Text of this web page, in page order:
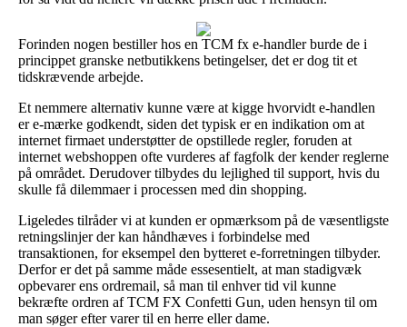
Forinden nogen bestiller hos en TCM fx e-handler burde de i
princippet granske netbutikkens betingelser, det er dog tit et
tidskrævende arbejde.
Et nemmere alternativ kunne være at kigge hvorvidt e-handlen
er e-mærke godkendt, siden det typisk er en indikation om at
internet firmaet understøtter de opstillede regler, foruden at
internet webshoppen ofte vurderes af fagfolk der kender reglerne
på området. Derudover tilbydes du lejlighed til support, hvis du
skulle få dilemmaer i processen med din shopping.
Ligeledes tilråder vi at kunden er opmærksom på de væsentligste
retningslinjer der kan håndhæves i forbindelse med
transaktionen, for eksempel den bytteret e-forretningen tilbyder.
Derfor er det på samme måde essesentielt, at man stadigvæk
opbevarer ens ordremail, så man til enhver tid vil kunne
bekræfte ordren af TCM FX Confetti Gun, uden hensyn til om
man søger efter varer til en herre eller dame.